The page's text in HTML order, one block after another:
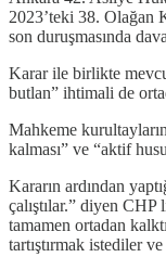
2023’teki 38. Olağan
son duruşmasında
Karar ile birlikte
butlan” ihtimali de
Mahkeme
kalması” ve “aktif
Kararın ardından
çalıştılar.” diyen
tamamen ortadan
tartıştırmak istediler